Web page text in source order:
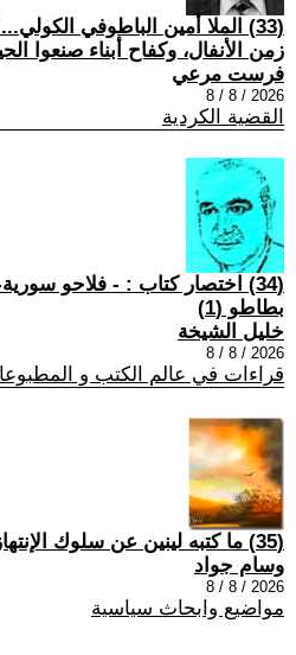
(33) الملا أمين الباطوفي
زمن الأنفال، وكفاح أبناء صنعوا
فرست مرعي
2026 / 8 / 8
القضية الكردية
(34) اختصار كتاب : - فلاحو
بطاطو (1)
خليل الشيخة
2026 / 8 / 8
قراءات في عالم الكتب و
(35) ما كتبه لينين عن سلوك الإنتهازيين
وسام جواد
2026 / 8 / 8
مواضيع وابحاث سياسية